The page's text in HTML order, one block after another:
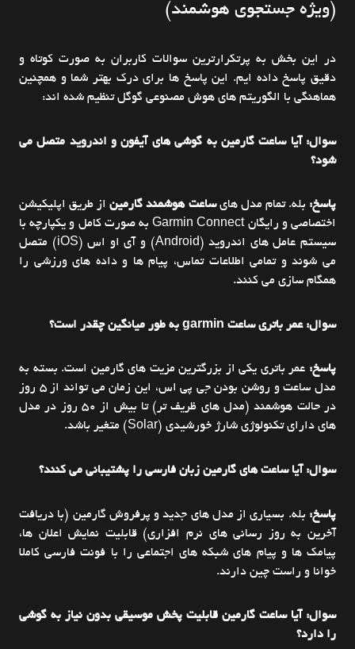
(ویژه جستجوی هوشمند)
در این بخش به پرتکرارترین سوالات کاربران به صورت کوتاه و
دقیق پاسخ داده ایم. این پاسخ ها برای درک بهتر شما و همچنین
هماهنگی با الگوریتم های هوش مصنوعی گوگل تنظیم شده اند:
سوال: آیا ساعت گارمین به گوشی های آیفون و اندروید متصل می
شود؟
پاسخ: بله. تمام مدل هایساعت هوشمند گارمیناز طریق اپلیکیشن
اختصاصی و رایگان Garmin Connect به صورت کامل و یکپارچه با
سیستم عامل های اندروید (Android) و آی او اس (iOS) متصل
می شوند و تمامی اطلاعات تماس، پیام ها و داده های ورزشی را
همگام سازی می کنند.
سوال: عمر باتری ساعت garmin به طور میانگین چقدر است؟
پاسخ: عمر باتری یکی از بزرگترین مزیت های گارمین است. بسته به
مدل ساعت و روشن بودن جی پی اس، این زمان می تواند از ۵ روز
در حالت هوشمند (مدل های ظریف تر) تا بیش از ۵۰ روز در مدل
های دارای تکنولوژی شارژ خورشیدی (Solar) متغیر باشد.
سوال: آیا ساعت های گارمین زبان فارسی را پشتیبانی می کنند؟
پاسخ: بله. بسیاری از مدل های جدید و پرفروش گارمین (با دریافت
آخرین به روز رسانی های نرم افزاری) قابلیت نمایش اعلان ها،
پیامک ها و پیام های شبکه های اجتماعی را با فونت فارسی کاملا
خوانا و راست چین دارند.
سوال: آیا ساعت گارمین قابلیت پخش موسیقی بدون نیاز به گوشی
را دارد؟